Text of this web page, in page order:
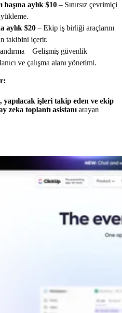
başına aylık $10 – Sınırsız çevrimiçi
aylık $20 – Ekip iş birliği araçlarını
takibini içerir.
– Gelişmiş güvenlik
ve çalışma alanı yönetimi.
yapılacak işleri takip eden ve ekip
zeka toplantı asistanı arayan